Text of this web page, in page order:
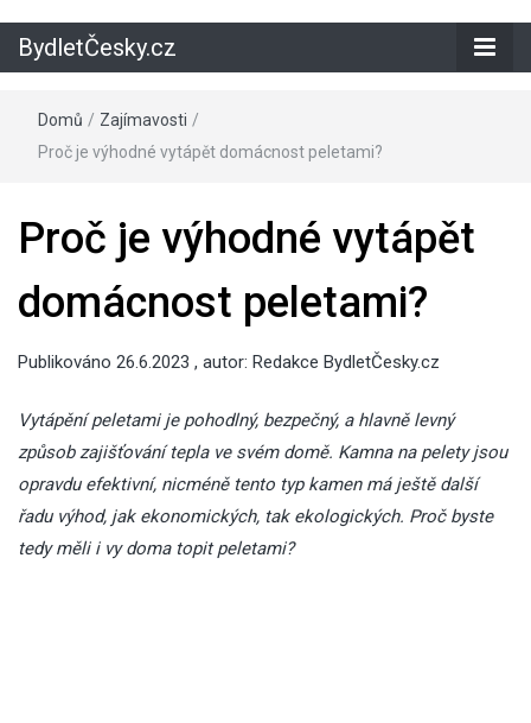
BydletČesky.cz
Domů / Zajímavosti /
Proč je výhodné vytápět domácnost peletami?
Proč je výhodné vytápět
domácnost peletami?
Publikováno 26.6.2023 , autor: Redakce BydletČesky.cz
Vytápění peletami je pohodlný, bezpečný, a hlavně levný
způsob zajišťování tepla ve svém domě. Kamna na pelety jsou
opravdu efektivní, nicméně tento typ kamen má ještě další
řadu výhod, jak ekonomických, tak ekologických. Proč byste
tedy měli i vy doma topit peletami?